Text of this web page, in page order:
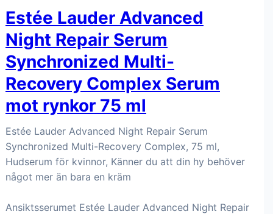
Estée Lauder Advanced
Night Repair Serum
Synchronized Multi-
Recovery Complex Serum
mot rynkor 75 ml
Estée Lauder Advanced Night Repair Serum
Synchronized Multi-Recovery Complex, 75 ml,
Hudserum för kvinnor, Känner du att din hy behöver
något mer än bara en kräm
Ansiktsserumet Estée Lauder Advanced Night Repair